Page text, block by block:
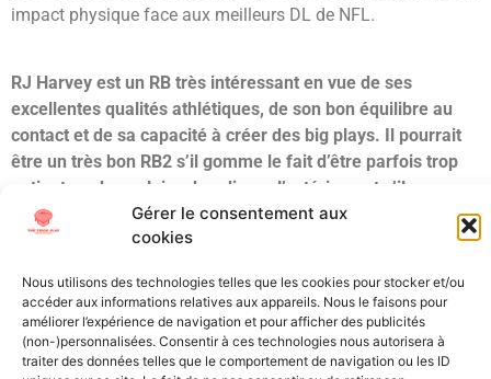
Gérer le consentement aux
cookies
Nous utilisons des technologies telles que les cookies pour stocker et/ou
accéder aux informations relatives aux appareils. Nous le faisons pour
améliorer l’expérience de navigation et pour afficher des publicités
(non-)personnalisées. Consentir à ces technologies nous autorisera à
traiter des données telles que le comportement de navigation ou les ID
impact physique face aux meilleurs DL de NFL.
RJ Harvey est un RB très intéressant en vue de ses
excellentes qualités athlétiques, de son bon équilibre au
contact et de sa capacité à créer des big plays. Il pourrait
être un très bon RB2 s’il gomme le fait d’être parfois trop
patient ou de vouloir rebondir sur l’extérieur, et s’il
développe son jeu de receveur / special teams.
Draft Projection : Day 3
ÉtiquetéDraftHARVEYNCAANFL Draftrb RJScoutingUCF